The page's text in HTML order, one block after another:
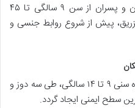
واکسن گارداسیل MSD برای دختران و پسران از سن ۹ سالگی تا ۴۵
پیش از شروع روابط جنسی و
پزشکان توصیه می‌کنند واکسن در بازه سنی ۹ تا ۱۴ سالگی، طی سه دوز و
سطح ایمنی ایجاد گردد.